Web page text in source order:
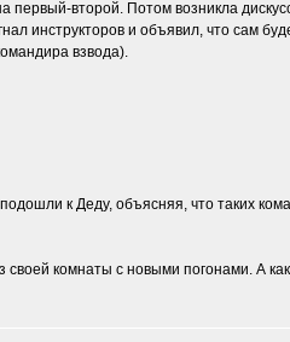
первый-второй. Потом возникла
инструкторов и объявил, что сам
взвода).
к Деду, объясняя, что таких
комнаты с новыми погонами. А